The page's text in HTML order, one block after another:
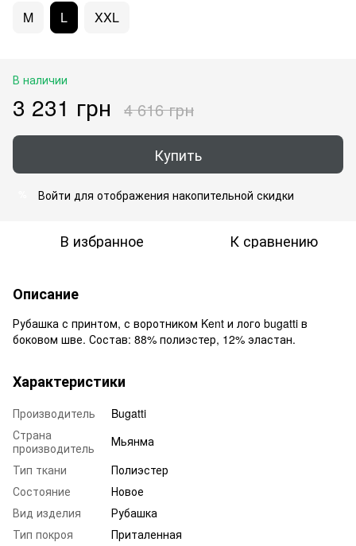
M L XXL
В наличии
3 231 грн 4 616 грн
Купить
Войти для отображения накопительной скидки
В избранное К сравнению
Описание
Рубашка с принтом, с воротником Kent и лого bugatti в
боковом шве. Состав: 88% полиэстер, 12% эластан.
Характеристики
Производитель
Bugatti
Страна
производитель
Мьянма
Тип ткани
Полиэстер
Состояние
Новое
Вид изделия
Рубашка
Тип покроя
Приталенная